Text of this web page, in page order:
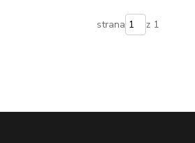
strana z 1